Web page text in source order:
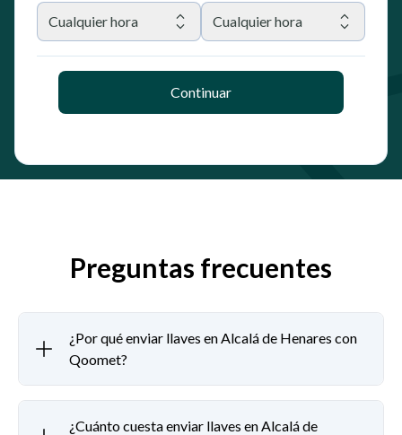
Cualquier hora Cualquier hora
Continuar
Preguntas frecuentes
¿Por qué enviar llaves en Alcalá de Henares con
Qoomet?
¿Cuánto cuesta enviar llaves en Alcalá de